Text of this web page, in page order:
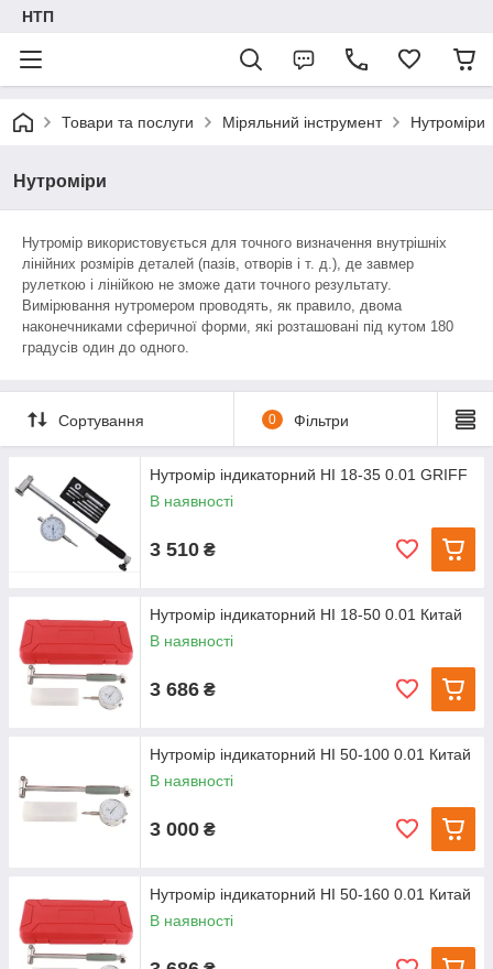
НТП
Товари та послуги Міряльний інструмент Нутроміри
Нутроміри
Нутромір використовується для точного визначення внутрішніх
лінійних розмірів деталей (пазів, отворів і т. д.), де завмер
рулеткою і лінійкою не зможе дати точного результату.
Вимірювання нутромером проводять, як правило, двома
наконечниками сферичної форми, які розташовані під кутом 180
градусів один до одного.
Сортування 0 Фільтри
Нутромір індикаторний НІ 18-35 0.01 GRIFF
В наявності
3 510 ₴
Нутромір індикаторний НІ 18-50 0.01 Китай
В наявності
3 686 ₴
Нутромір індикаторний НІ 50-100 0.01 Китай
В наявності
3 000 ₴
Нутромір індикаторний НІ 50-160 0.01 Китай
В наявності